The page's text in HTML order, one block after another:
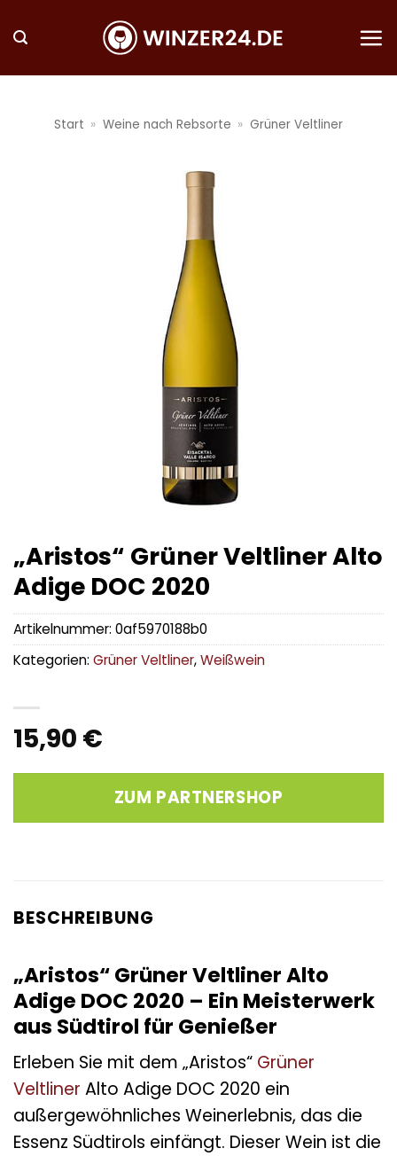
Inhalt
Start » Weine nach Rebsorte » Grüner Veltliner
„Aristos“ Grüner Veltliner Alto
Adige DOC 2020
15,90 €
ZUM PARTNERSHOP
Artikelnummer: 0af5970188b0
Kategorien: Grüner Veltliner,Weißwein
BESCHREIBUNG
„Aristos“ Grüner Veltliner Alto
Adige DOC 2020 – Ein Meisterwerk
aus Südtirol für Genießer
Erleben Sie mit dem „Aristos“ Grüner
Veltliner Alto Adige DOC 2020 ein
außergewöhnliches Weinerlebnis, das die
Essenz Südtirols einfängt. Dieser Wein ist die